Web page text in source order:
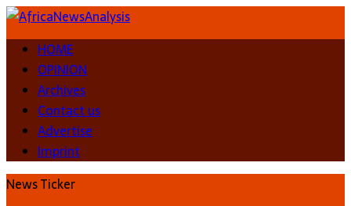
HOME
OPINION
Archives
Contact us
Advertise
Imprint
News Ticker